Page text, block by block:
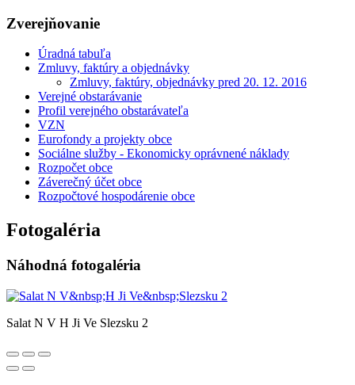
Zverejňovanie
Úradná tabuľa
Zmluvy, faktúry a objednávky
Zmluvy, faktúry, objednávky pred 20. 12. 2016
Verejné obstarávanie
Profil verejného obstarávateľa
VZN
Eurofondy a projekty obce
Sociálne služby - Ekonomicky oprávnené náklady
Rozpočet obce
Záverečný účet obce
Rozpočtové hospodárenie obce
Fotogaléria
Náhodná fotogaléria
Salat N V H Ji Ve Slezsku 2